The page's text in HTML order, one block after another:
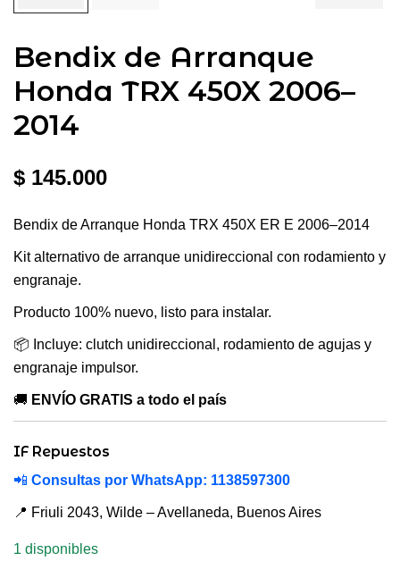
Bendix de Arranque
Honda TRX 450X 2006–
2014
$ 145.000
Bendix de Arranque Honda TRX 450X ER E 2006–2014
Kit alternativo de arranque unidireccional con rodamiento y
engranaje.
Producto 100% nuevo, listo para instalar.
📦 Incluye: clutch unidireccional, rodamiento de agujas y
engranaje impulsor.
🚚 ENVÍO GRATIS a todo el país
IF Repuestos
📲 Consultas por WhatsApp: 1138597300
📍 Friuli 2043, Wilde – Avellaneda, Buenos Aires
1 disponibles